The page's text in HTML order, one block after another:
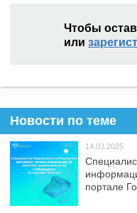
Чтобы
или
Новости по теме
14.03.2025
портале